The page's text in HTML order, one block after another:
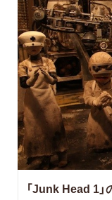
「Junk Head 1